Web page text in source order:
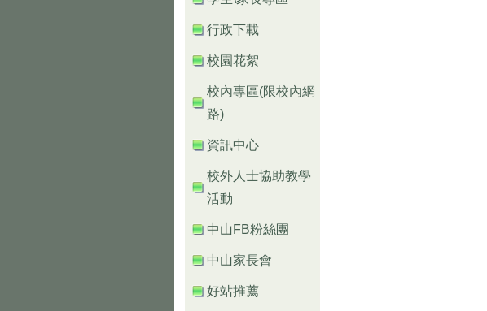
行政下載
校園花絮
校內專區(限校內網
路)
資訊中心
校外人士協助教學
活動
中山FB粉絲團
中山家長會
好站推薦